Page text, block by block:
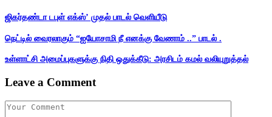
ஜிகர்தண்டா டபுள் எக்ஸ்’ முதல் பாடல் வெளியீடு
நெட்டில் வைரலாகும் “ஐயோசாமி நீ எனக்கு வேணாம் ..” பாடல் .
உள்ளாட்சி அமைப்புகளுக்கு நிதி ஒதுக்கீடு: அரசிடம் கமல் வலியுறுத்தல்
Leave a Comment